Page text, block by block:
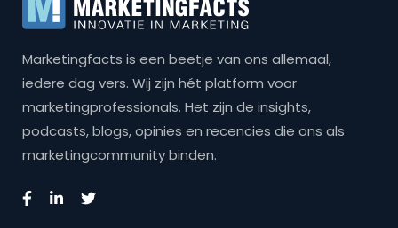
Marketingfacts is een beetje van ons allemaal,
iedere dag vers. Wij zijn hét platform voor
marketingprofessionals. Het zijn de insights,
podcasts, blogs, opinies en recencies die ons als
marketingcommunity binden.